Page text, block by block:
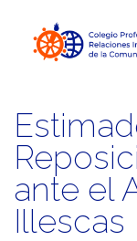
ante el
Illescas